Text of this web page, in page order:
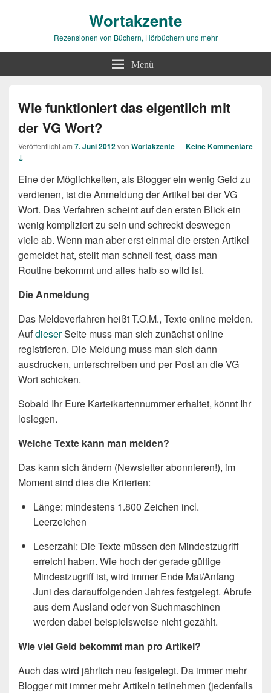
Wortakzente
Rezensionen von Büchern, Hörbüchern und mehr
Menü
Wie funktioniert das eigentlich mit
der VG Wort?
Veröffentlicht am 7. Juni 2012von Wortakzente—Keine Kommentare
↓
Eine der Möglichkeiten, als Blogger ein wenig Geld zu
verdienen, ist die Anmeldung der Artikel bei der VG
Wort. Das Verfahren scheint auf den ersten Blick ein
wenig kompliziert zu sein und schreckt deswegen
viele ab. Wenn man aber erst einmal die ersten Artikel
gemeldet hat, stellt man schnell fest, dass man
Routine bekommt und alles halb so wild ist.
Die Anmeldung
Das Meldeverfahren heißt T.O.M., Texte online melden.
AufdieserSeite muss man sich zunächst online
registrieren. Die Meldung muss man sich dann
ausdrucken, unterschreiben und per Post an die VG
Wort schicken.
Sobald Ihr Eure Karteikartennummer erhaltet, könnt Ihr
loslegen.
Welche Texte kann man melden?
Das kann sich ändern (Newsletter abonnieren!), im
Moment sind dies die Kriterien:
Länge: mindestens 1.800 Zeichen incl.
Leerzeichen
Leserzahl: Die Texte müssen den Mindestzugriff
erreicht haben. Wie hoch der gerade gültige
Mindestzugriff ist, wird immer Ende Mai/Anfang
Juni des darauffolgenden Jahres festgelegt. Abrufe
aus dem Ausland oder von Suchmaschinen
werden dabei beispielsweise nicht gezählt.
Wie viel Geld bekommt man pro Artikel?
Auch das wird jährlich neu festgelegt. Da immer mehr
Blogger mit immer mehr Artikeln teilnehmen (jedenfalls